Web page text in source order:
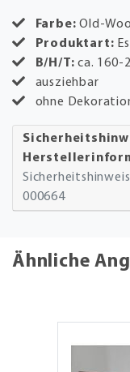
Farbe: Old-
Produktart:
B/H/T:ca. 160-
ausziehbar
ohne
000664
Ähnliche